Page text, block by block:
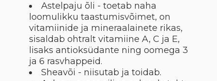
Astelpaju õli - toetab naha
loomulikku taastumisvõimet, on
vitamiinide ja mineraalainete rikas,
sisaldab ohtralt vitamiine A, C ja E,
lisaks antioksüdante ning oomega 3
ja 6 rasvhappeid.
Sheavõi - niisutab ja toidab.